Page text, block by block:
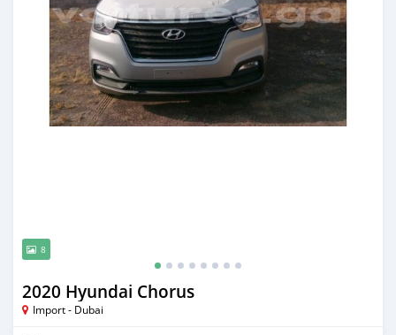
8
2020 Hyundai Chorus
Import - Dubai